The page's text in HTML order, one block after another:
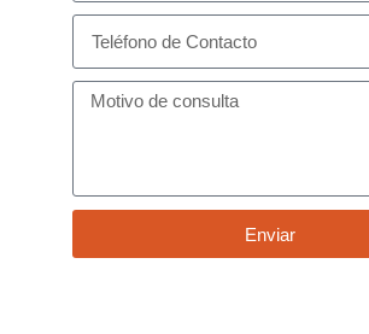
Enviar